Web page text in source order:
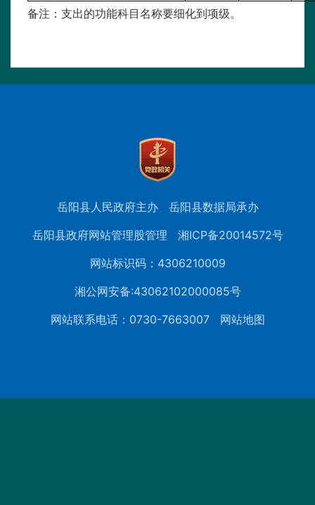
备注：支出的功能科目名称要细化到项级。
岳阳县人民政府主办
岳阳县数据局承办
岳阳县政府网站管理股管理
湘ICP备20014572号
网站标识码：4306210009
湘公网安备:43062102000085号
网站联系电话：0730-7663007
网站地图